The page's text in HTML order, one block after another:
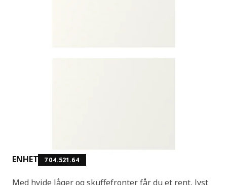
ENHET 704.521.64
Med hvide låger og skuffefronter får du et rent, lyst